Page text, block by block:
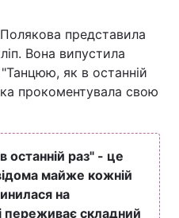
представила
Вона випустила
"Танцюю, як в останній
прокоментувала свою
останній раз" - це
майже кожній
на
переживає складний